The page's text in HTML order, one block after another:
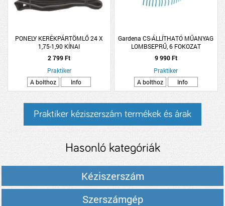
PONELY KERÉKPÁRTÖMLŐ 24 X
1,75-1,90 KÍNAI
2 799 Ft
Praktiker
A bolthoz
Info
Gardena CS-ÁLLÍTHATÓ MŰANYAG
LOMBSEPRŰ, 6 FOKOZAT
9 990 Ft
Praktiker
A bolthoz
Info
Praktiker kéziszerszám termékek és árak
Hasonló kategóriák
Kéziszerszám
Szerszámgép